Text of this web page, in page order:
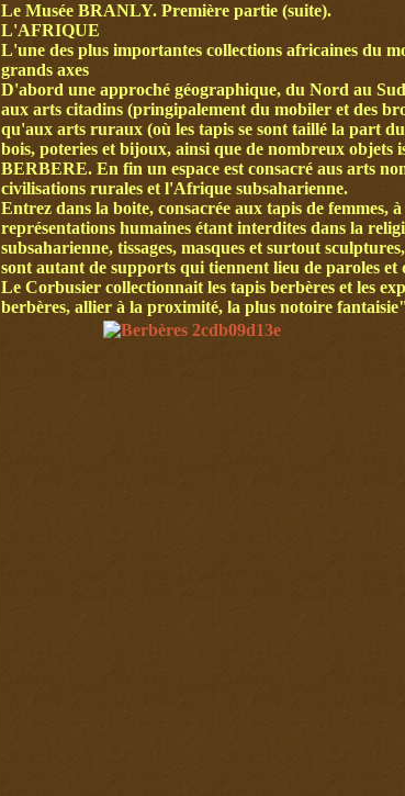
Le Musée BRANLY. Première partie (suite).
L'AFRIQUE
L'une des plus importantes collections africaines du
grands axes
D'abord une approché géographique, du Nord au
aux arts citadins (pringipalement du mobiler et des
qu'aux arts ruraux (où les tapis se sont taillé la part
bois, poteries et bijoux, ainsi que de nombreux objets
BERBERE. En fin un espace est consacré aus arts
civilisations rurales et l'Afrique subsaharienne.
Entrez dans la boite, consacrée aux tapis de femmes,
représentations humaines étant interdites dans la
subsaharienne, tissages, masques et surtout
sont autant de supports qui tiennent lieu de paroles et
Le Corbusier collectionnait les tapis berbères et les
berbères, allier à la proximité, la plus notoire fantaisie"